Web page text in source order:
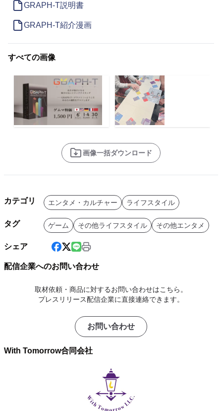
GRAPH-T説明書
GRAPH-T紹介漫画
すべての画像
画像一括ダウンロード
カテゴリ エンタメ・カルチャー ライフスタイル
タグ ゲーム その他ライフスタイル その他エンタメ
シェア
配信企業へのお問い合わせ
取材依頼・商品に対するお問い合わせはこちら。
プレスリリース配信企業に直接連絡できます。
お問い合わせ
With Tomorrow合同会社